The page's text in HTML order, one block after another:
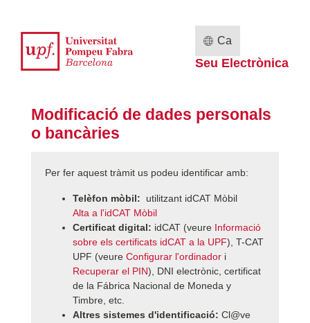
Ca
Seu Electrònica
Modificació de dades personals
o bancàries
Per fer aquest tràmit us podeu identificar amb:
Telèfon mòbil:
utilitzant idCAT Mòbil
Alta a l'idCAT Mòbil
Certificat digital: idCAT (veure Informació
sobre els certificats idCAT a la UPF), T-CAT
UPF (veure Configurar l'ordinador i
Recuperar el PIN), DNI electrònic, certificat
de la Fábrica Nacional de Moneda y
Timbre, etc.
Altres sistemes d'identificació: Cl@ve